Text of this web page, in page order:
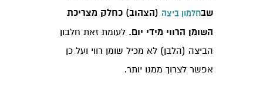
שבחלמון ביצה (הצהוב) כחלק מצריכת
השומן הרווי מידי יום. לעומת זאת חלבון
הביצה (הלבן) לא מכיל שומן רווי ועל כן
אפשר לצרוך ממנו יותר.